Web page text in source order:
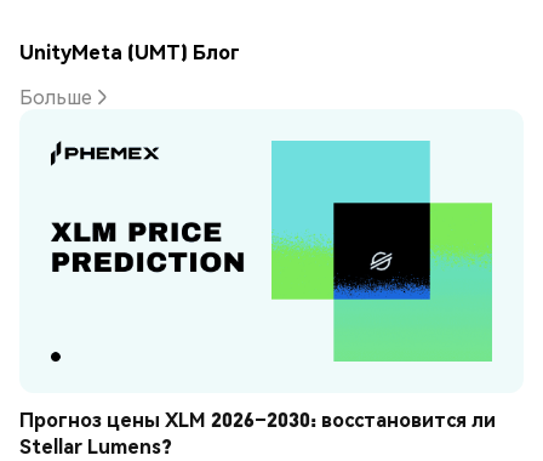
UnityMeta (UMT) Блог
Больше
Прогноз цены XLM 2026–2030: восстановится ли
Stellar Lumens?